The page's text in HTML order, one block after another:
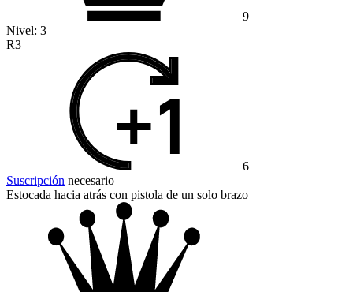
9
Nivel: 3
R3
6
Suscripción necesario
Estocada hacia atrás con pistola de un solo brazo